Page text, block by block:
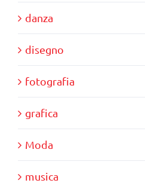
danza
disegno
fotografia
grafica
Moda
musica